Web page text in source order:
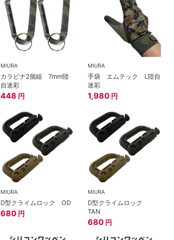
MIURA
カラビナ2個組 7mm陸
自迷彩
448 円
MIURA
手袋 エムテック L陸自
迷彩
1,980 円
MIURA
D型クライムロック OD
680 円
MIURA
D型クライムロック
TAN
680 円